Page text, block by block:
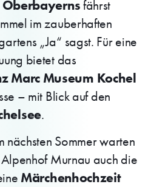
Oberbayernsfährst
im zauberhaften
„Ja“ sagst. Für eine
bietet das
Marc Museum Kochel
– mit Blick auf den
.
nächsten Sommer warten
Murnau auch die
Märchenhochzeit